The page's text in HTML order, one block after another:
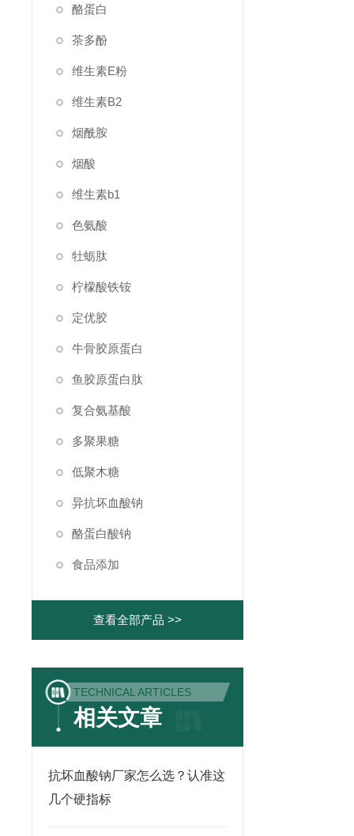
酪蛋白
茶多酚
维生素E粉
维生素B2
烟酰胺
烟酸
维生素b1
色氨酸
牡蛎肽
柠檬酸铁铵
定优胶
牛骨胶原蛋白
鱼胶原蛋白肽
复合氨基酸
多聚果糖
低聚木糖
异抗坏血酸钠
酪蛋白酸钠
食品添加
查看全部产品 >>
TECHNICAL ARTICLES
相关文章
抗坏血酸钠厂家怎么选？认准这
几个硬指标